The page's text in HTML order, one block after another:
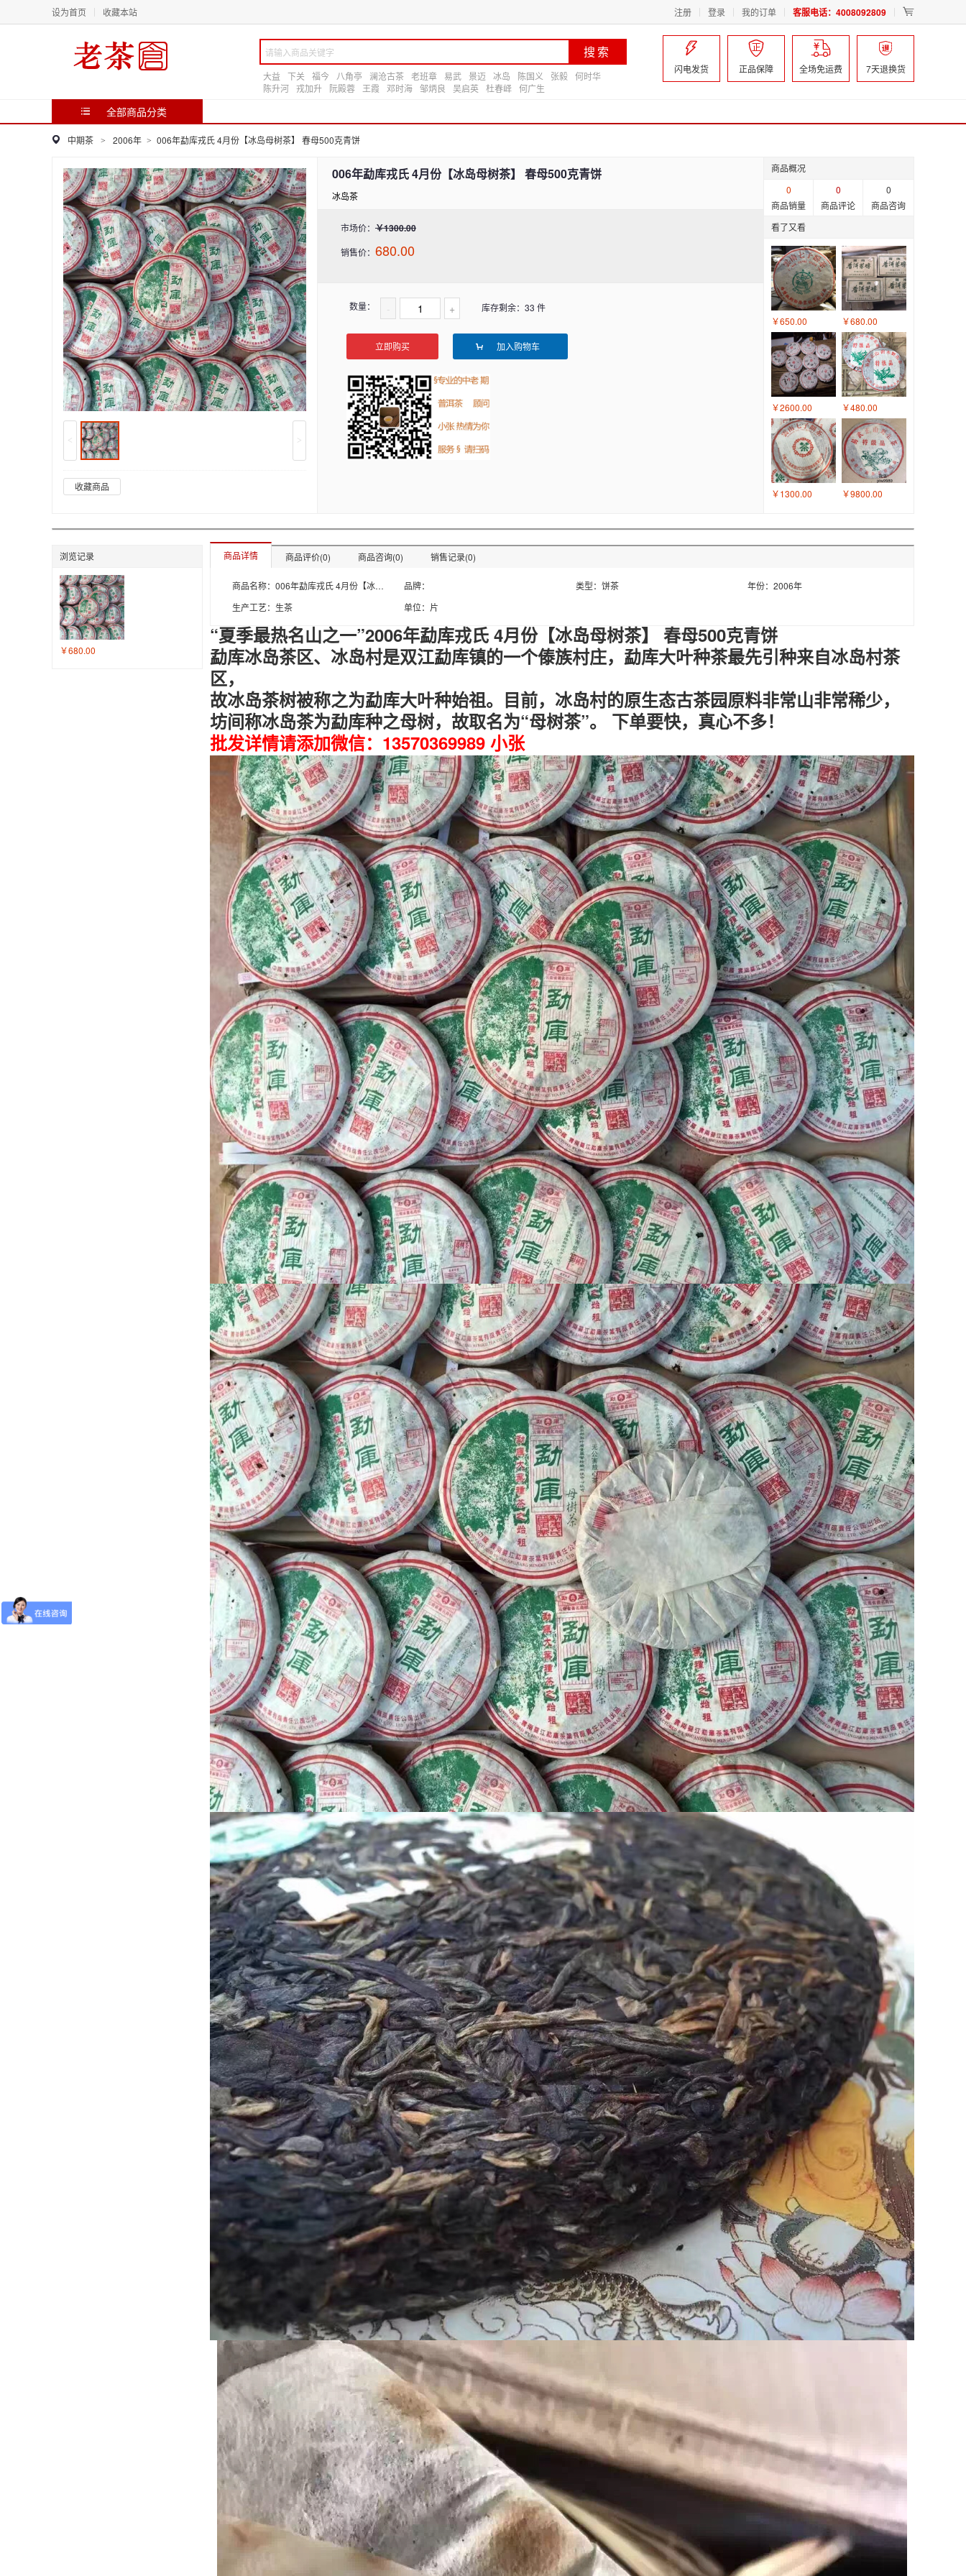
设为首页 收藏本站 注册 登录 我的订单 客服电话：4008092809 
大益 下关 福今 八角亭 澜沧古茶 老班章 易武 景迈 冰岛 陈国义 张毅 何时华
陈升河 戎加升 阮殿蓉 王霞 邓时海 邹炳良 吴启英 杜春峄 何广生

闪电发货

正品保障

全场免运费

7天退换货
全部商品分类
中期茶 > 2006年 > 006年勐库戎氏 4月份【冰岛母树茶】 春母500克青饼
< >
收藏商品
006年勐库戎氏 4月份【冰岛母树茶】 春母500克青饼
冰岛茶
市场价： ￥1300.00
销售价： 680.00
数量： - + 库存剩余：33 件
立即购买 加入购物车
商品概况
0
商品销量
0
商品评论
0
商品咨询
看了又看
￥650.00 ￥680.00
￥2600.00 ￥480.00
￥1300.00 ￥9800.00
浏览记录
￥680.00
商品详情 商品评价(0) 商品咨询(0) 销售记录(0)
商品名称：006年勐库戎氏 4月份【冰岛母树茶】 春母500克青饼 品牌： 类型：饼茶
年份：2006年
生产工艺：生茶
单位：片
“夏季最热名山之一”2006年勐库戎氏 4月份【冰岛母树茶】 春母500克青饼
勐库冰岛茶区、冰岛村是双江勐库镇的一个傣族村庄，勐库大叶种茶最先引种来自冰岛村茶
区，
故冰岛茶树被称之为勐库大叶种始祖。目前，冰岛村的原生态古茶园原料非常山非常稀少，
坊间称冰岛茶为勐库种之母树，故取名为“母树茶”。 下单要快，真心不多！
批发详情请添加微信：13570369989 小张